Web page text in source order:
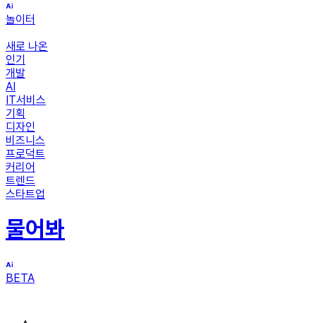
놀이터
새로 나온
인기
개발
AI
IT서비스
기획
디자인
비즈니스
프로덕트
커리어
트렌드
스타트업
물어봐
BETA